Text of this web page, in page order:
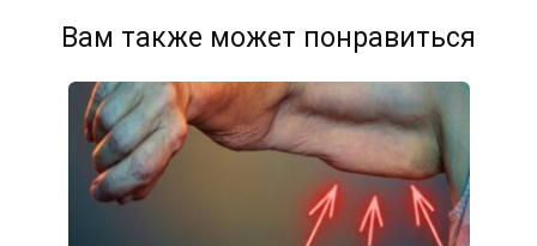
Вам также может понравиться